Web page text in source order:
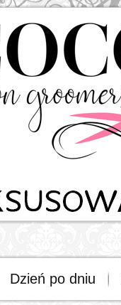
Dzień po dniu